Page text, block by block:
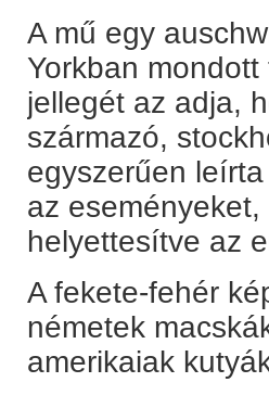
A mű egy
Yorkban
jellegét az adja,
származó,
egyszerűen
az
helyettesítve az
A fekete-fehér
németek
amerikaiak